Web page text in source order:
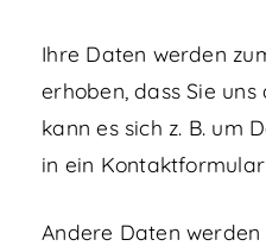
Ihre Daten werden
erhoben, dass Sie
kann es sich z. B. um
in ein
Andere Daten